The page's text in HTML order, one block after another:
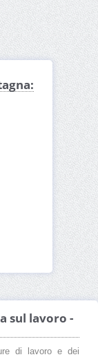
sul lavoro -
di lavoro e dei